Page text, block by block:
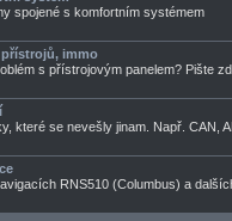
spojené s komfortním systémem
přístrojů, immo
s přístrojovým panelem? Pište
které se nevešly jinam. Např. CAN,
RNS510 (Columbus) a